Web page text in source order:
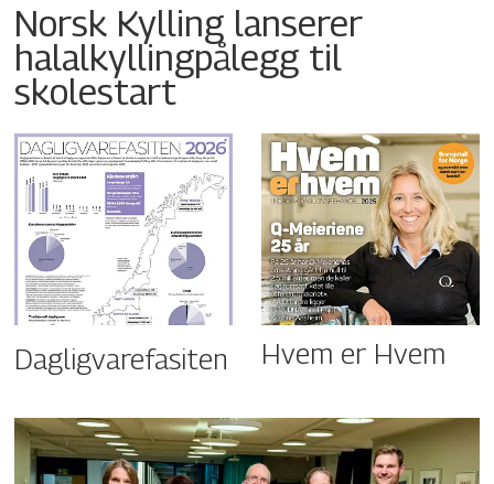
Norsk Kylling lanserer
halalkyllingpålegg til
skolestart
Dagligvarefasiten Hvem er Hvem